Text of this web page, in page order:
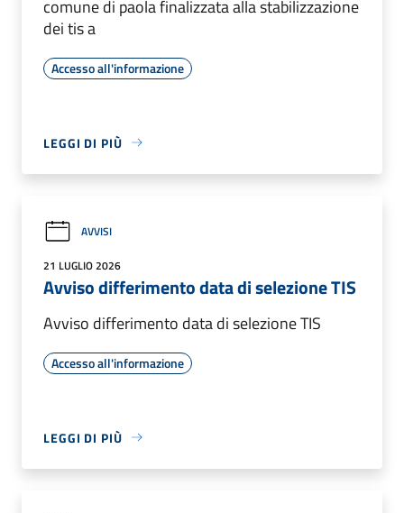
comune di paola finalizzata alla stabilizzazione
dei tis a
Accesso all'informazione
LEGGI DI PIÙ
AVVISI
21 LUGLIO 2026
Avviso differimento data di selezione TIS
Avviso differimento data di selezione TIS
Accesso all'informazione
LEGGI DI PIÙ